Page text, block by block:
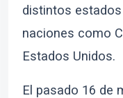
distintos
naciones como
Estados Unidos.
El pasado 16 de